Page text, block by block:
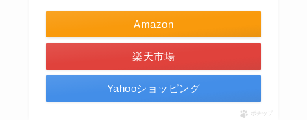
Amazon
楽天市場
Yahooショッピング
ポチップ